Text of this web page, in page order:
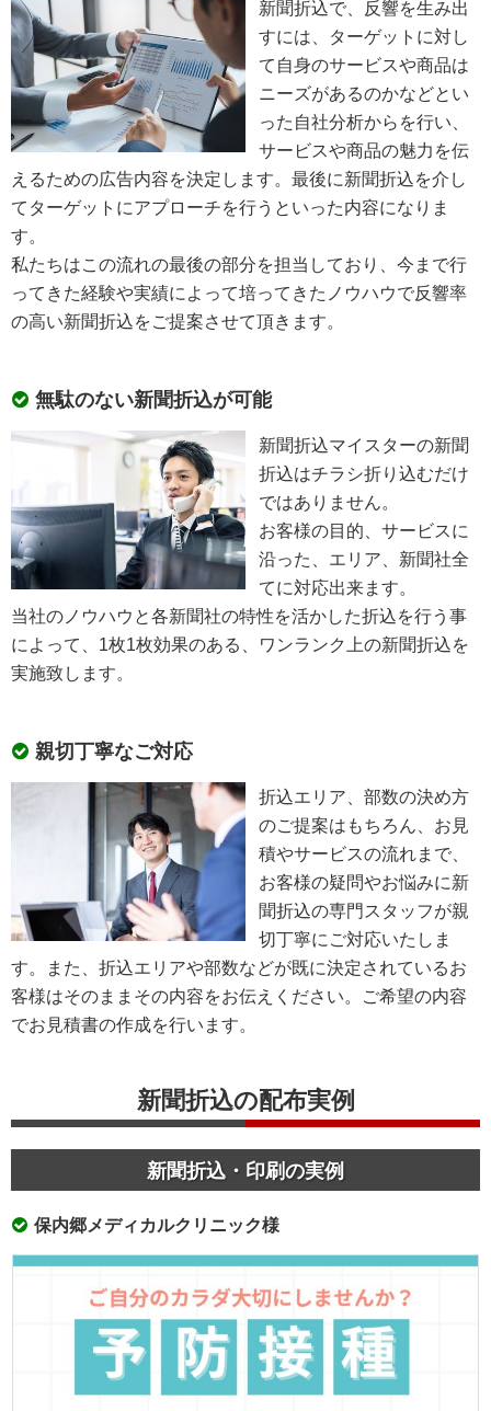
新聞折込で、反響を生み出
すには、ターゲットに対し
て自身のサービスや商品は
ニーズがあるのかなどとい
った自社分析からを行い、
サービスや商品の魅力を伝
えるための広告内容を決定します。最後に新聞折込を介し
てターゲットにアプローチを行うといった内容になりま
す。
私たちはこの流れの最後の部分を担当しており、今まで行
ってきた経験や実績によって培ってきたノウハウで反響率
の高い新聞折込をご提案させて頂きます。
無駄のない新聞折込が可能
新聞折込マイスターの新聞
折込はチラシ折り込むだけ
ではありません。
お客様の目的、サービスに
沿った、エリア、新聞社全
てに対応出来ます。
当社のノウハウと各新聞社の特性を活かした折込を行う事
によって、1枚1枚効果のある、ワンランク上の新聞折込を
実施致します。
親切丁寧なご対応
折込エリア、部数の決め方
のご提案はもちろん、お見
積やサービスの流れまで、
お客様の疑問やお悩みに新
聞折込の専門スタッフが親
切丁寧にご対応いたしま
す。また、折込エリアや部数などが既に決定されているお
客様はそのままその内容をお伝えください。ご希望の内容
でお見積書の作成を行います。
新聞折込の配布実例
新聞折込・印刷の実例
保内郷メディカルクリニック様